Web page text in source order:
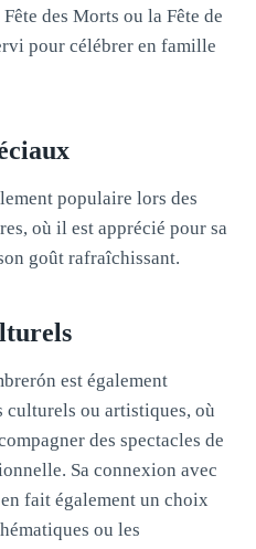
des Morts ou la Fête de
pour célébrer en famille
populaire lors des
où il est apprécié pour sa
goût rafraîchissant.
est également
culturels ou artistiques, où
des spectacles de
Sa connexion avec
fait également un choix
ou les